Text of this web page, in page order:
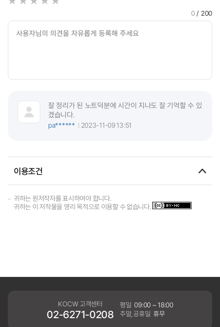
0/ 200
잘 정리가 된 노트덕분에 시간이 지나도 잘 기억할 수 있
겠습니다.
pa******
2023-11-09 13:51
이용조건
귀하는 원저작자를 표시하여야 합니다.
귀하는 이 저작물을 영리 목적으로 이용할 수 없습니다.
KOCW 고객센터
02-6271-0208
평일 09:00 ~ 18:00
주말,공휴일 휴무